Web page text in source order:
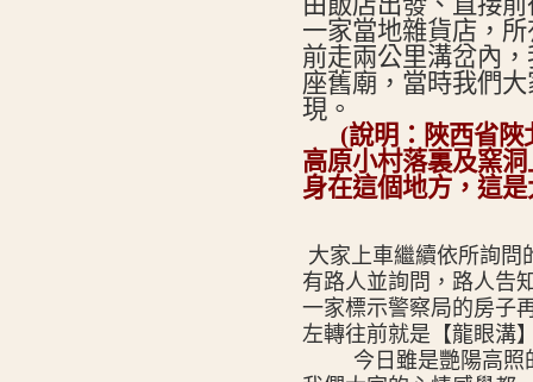
一家當地雜貨店，
前走兩公里溝岔內
座舊廟，當時我們
現。
(說明：陜西省陜
高原小村落裏及窯
身在這個地方，這
大家上車繼續依所詢問
有路人並詢問，路人告
一家標示警察局的房子
左轉往前就是【龍眼溝
今日雖是艷陽高